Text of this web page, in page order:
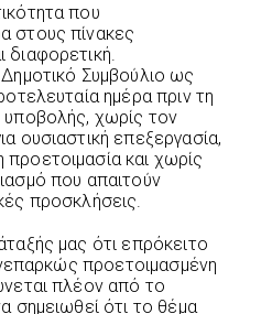
που
στους πίνακες
Συμβούλιο ως
ημέρα πριν τη
υποβολής, χωρίς τον
ουσιαστική επεξεργασία,
και χωρίς
που απαιτούν
προσκλήσεις.
μας ότι επρόκειτο
προετοιμασμένη
πλέον από το
σημειωθεί ότι το θέμα